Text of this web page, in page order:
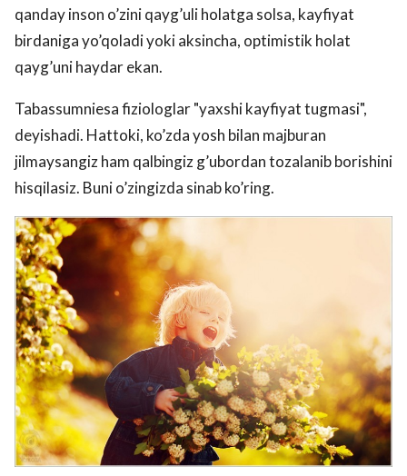
qanday inson o’zini qayg’uli holatga solsa, kayfiyat
birdaniga yo’qoladi yoki aksincha, optimistik holat
qayg’uni haydar ekan.
Tabassumniesa fiziologlar "yaxshi kayfiyat tugmasi",
deyishadi. Hattoki, ko’zda yosh bilan majburan
jilmaysangiz ham qalbingiz g’ubordan tozalanib borishini
hisqilasiz. Buni o’zingizda sinab ko’ring.